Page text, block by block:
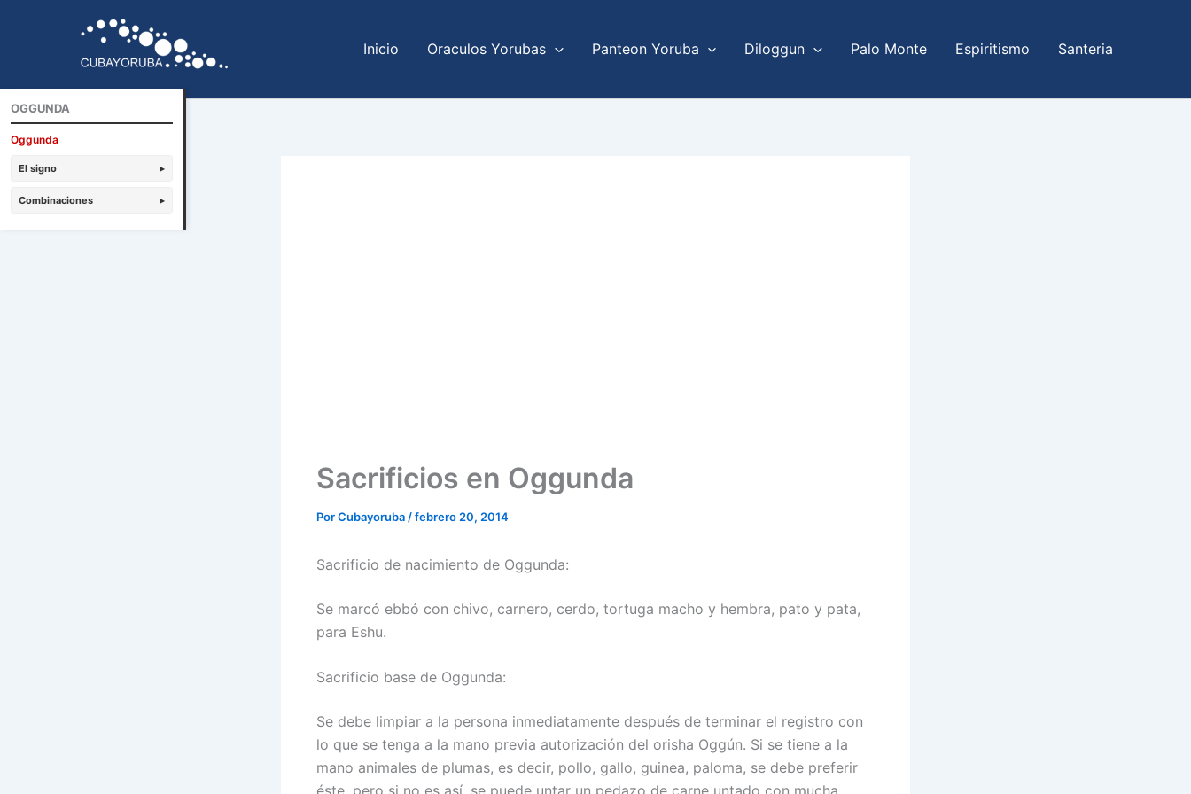
Inicio Oraculos Yorubas Panteon Yoruba Diloggun Palo Monte Espiritismo Santeria
Sacrificios en Oggunda
PorCubayoruba /febrero 20, 2014
Sacrificio de nacimiento de Oggunda:
Se marcó ebbó con chivo, carnero, cerdo, tortuga macho y hembra, pato y pata,
para Eshu.
Sacrificio base de Oggunda:
Se debe limpiar a la persona inmediatamente después de terminar el registro con
lo que se tenga a la mano previa autorización del orisha Oggún. Si se tiene a la
mano animales de plumas, es decir, pollo, gallo, guinea, paloma, se debe preferir
OGGUNDA
Oggunda
El signo ▸
Combinaciones ▸